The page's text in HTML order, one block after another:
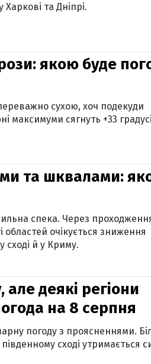
та Дніпрі.
якою буде
сухою, хоч подекуди
максимуми сягнуть +33
та шквалами:
спека. Через
очікується зниження
сході й у Криму.
деякі регіони
на 8 серпня
погоду з проясненнями.
сході утримається